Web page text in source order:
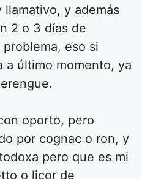
y además
2 o 3 días de
eso si
a último momento, ya
oporto, pero
por cognac o ron, y
pero que es mi
o licor de